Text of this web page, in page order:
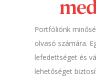
Portfóliónk
olvasó számára.
lefedettséget és
lehetőséget